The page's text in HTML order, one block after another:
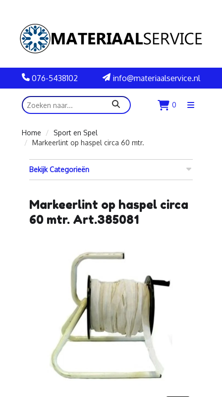
076-5438102 info@materiaalservice.nl
zoeken 0
Menu
Home
Sport en Spel
Markeerlint op haspel circa 60 mtr.
Bekijk Categorieën
Markeerlint op haspel circa
60 mtr. Art.385081